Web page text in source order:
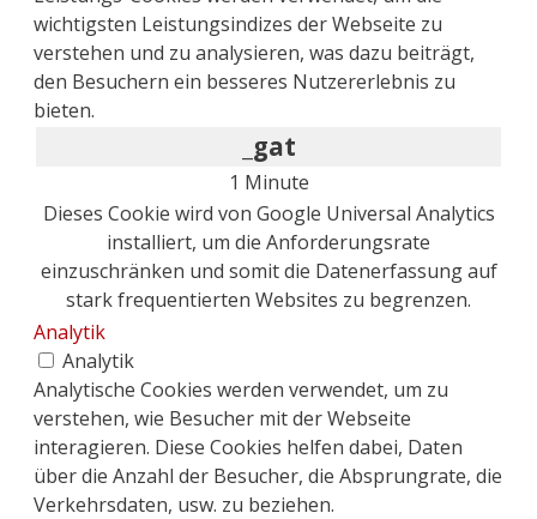
wichtigsten Leistungsindizes der Webseite zu
verstehen und zu analysieren, was dazu beiträgt,
den Besuchern ein besseres Nutzererlebnis zu
bieten.
_gat
1 Minute
Dieses Cookie wird von Google Universal Analytics
installiert, um die Anforderungsrate
einzuschränken und somit die Datenerfassung auf
stark frequentierten Websites zu begrenzen.
Analytik
Analytik
Analytische Cookies werden verwendet, um zu
verstehen, wie Besucher mit der Webseite
interagieren. Diese Cookies helfen dabei, Daten
über die Anzahl der Besucher, die Absprungrate, die
Verkehrsdaten, usw. zu beziehen.